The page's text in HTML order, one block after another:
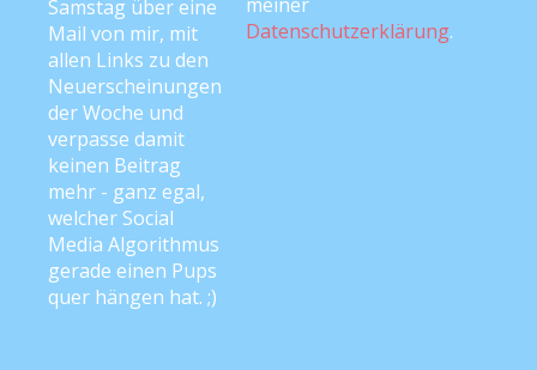
kann man das Heimlich-Manöver
anwenden (hinter dem Kind stehen und
mit verschränkten Handballen auf den
Brustkorb drücken. Kann man so
schlecht beschreiben, am besten
YouTube-Video ansehen ;-)). Bei kleinen
Kindern sollte man diese mit dem Bauch
auf die eigenen Oberschenkel legen und
2-3 mal beherzt auf den Rücken klopfen,
dann kommt auch meistens alles wieder
Samstag über eine
Mail von mir, mit
allen Links zu den
Neuerscheinungen
der Woche und
verpasse damit
keinen Beitrag
mehr - ganz egal,
welcher Social
Media Algorithmus
gerade einen Pups
quer hängen hat. ;)
Datenschutzerklärung.